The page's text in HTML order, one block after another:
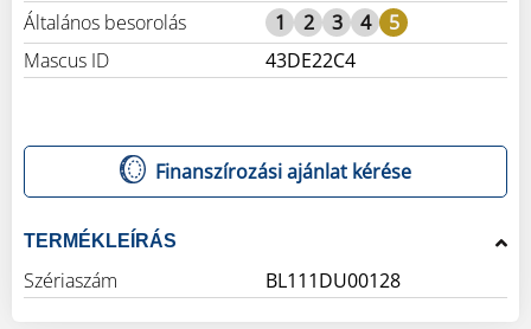
Általános besorolás
1 2 3 4
5
Mascus ID
43DE22C4
Finanszírozási ajánlat kérése
TERMÉKLEÍRÁS
Szériaszám BL111DU00128